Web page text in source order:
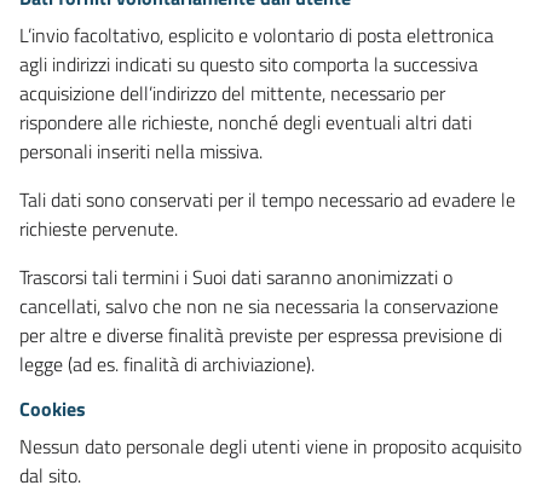
L’invio facoltativo, esplicito e volontario di posta elettronica
agli indirizzi indicati su questo sito comporta la successiva
acquisizione dell’indirizzo del mittente, necessario per
rispondere alle richieste, nonché degli eventuali altri dati
personali inseriti nella missiva.
Tali dati sono conservati per il tempo necessario ad evadere le
richieste pervenute.
Trascorsi tali termini i Suoi dati saranno anonimizzati o
cancellati, salvo che non ne sia necessaria la conservazione
per altre e diverse finalità previste per espressa previsione di
legge (ad es. finalità di archiviazione).
Cookies
Nessun dato personale degli utenti viene in proposito acquisito
dal sito.